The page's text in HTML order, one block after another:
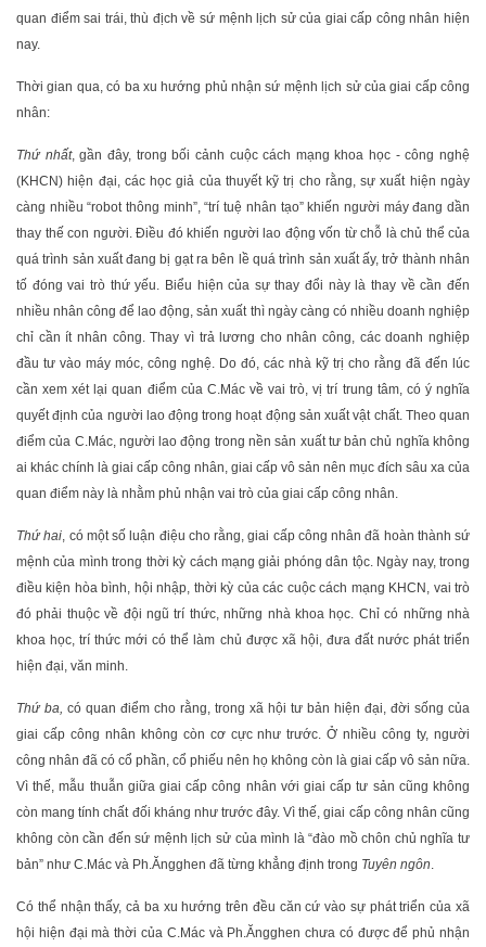
quan điểm sai trái, thù địch về sứ mệnh lịch sử của giai cấp công nhân hiện
nay.
Thời gian qua, có ba xu hướng phủ nhận sứ mệnh lịch sử của giai cấp công
nhân:
Thứ nhất, gần đây, trong bối cảnh cuộc cách mạng khoa học - công nghệ
(KHCN) hiện đại, các học giả của thuyết kỹ trị cho rằng, sự xuất hiện ngày
càng nhiều “robot thông minh”, “trí tuệ nhân tạo” khiến người máy đang dần
thay thế con người. Điều đó khiến người lao động vốn từ chỗ là chủ thể của
quá trình sản xuất đang bị gạt ra bên lề quá trình sản xuất ấy, trở thành nhân
tố đóng vai trò thứ yếu. Biểu hiện của sự thay đổi này là thay về cần đến
nhiều nhân công để lao động, sản xuất thì ngày càng có nhiều doanh nghiệp
chỉ cần ít nhân công. Thay vì trả lương cho nhân công, các doanh nghiệp
đầu tư vào máy móc, công nghệ. Do đó, các nhà kỹ trị cho rằng đã đến lúc
cần xem xét lại quan điểm của C.Mác về vai trò, vị trí trung tâm, có ý nghĩa
quyết định của người lao động trong hoạt động sản xuất vật chất. Theo quan
điểm của C.Mác, người lao động trong nền sản xuất tư bản chủ nghĩa không
ai khác chính là giai cấp công nhân, giai cấp vô sản nên mục đích sâu xa của
quan điểm này là nhằm phủ nhận vai trò của giai cấp công nhân.
Thứ hai, có một số luận điệu cho rằng, giai cấp công nhân đã hoàn thành sứ
mệnh của mình trong thời kỳ cách mạng giải phóng dân tộc. Ngày nay, trong
điều kiện hòa bình, hội nhập, thời kỳ của các cuộc cách mạng KHCN, vai trò
đó phải thuộc về đội ngũ trí thức, những nhà khoa học. Chỉ có những nhà
khoa học, trí thức mới có thể làm chủ được xã hội, đưa đất nước phát triển
hiện đại, văn minh.
Thứ ba, có quan điểm cho rằng, trong xã hội tư bản hiện đại, đời sống của
giai cấp công nhân không còn cơ cực như trước. Ở nhiều công ty, người
công nhân đã có cổ phần, cổ phiếu nên họ không còn là giai cấp vô sản nữa.
Vì thế, mẫu thuẫn giữa giai cấp công nhân với giai cấp tư sản cũng không
còn mang tính chất đối kháng như trước đây. Vì thế, giai cấp công nhân cũng
không còn cần đến sứ mệnh lịch sử của mình là “đào mồ chôn chủ nghĩa tư
bản” như C.Mác và Ph.Ăngghen đã từng khẳng định trong Tuyên ngôn.
Có thể nhận thấy, cả ba xu hướng trên đều căn cứ vào sự phát triển của xã
hội hiện đại mà thời của C.Mác và Ph.Ăngghen chưa có được để phủ nhận